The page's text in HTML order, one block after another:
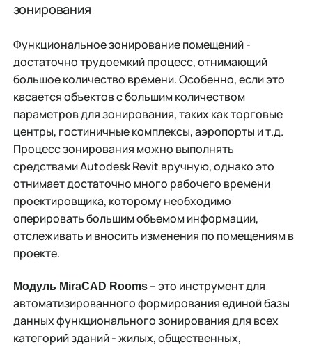
зонирования
Функциональное зонирование помещений -
достаточно трудоемкий процесс, отнимающий
большое количество времени. Особенно, если это
касается объектов с большим количеством
параметров для зонирования, таких как торговые
центры, гостиничные комплексы, аэропорты и т.д.
Процесс зонирования можно выполнять
средствами Autodesk Revit вручную, однако это
отнимает достаточно много рабочего времени
проектировщика, которому необходимо
оперировать большим объемом информации,
отслеживать и вносить изменения по помещениям в
проекте.
Модуль MiraCAD Rooms– это инструмент для
автоматизированного формирования единой базы
данных функционального зонирования для всех
категорий зданий - жилых, общественных,